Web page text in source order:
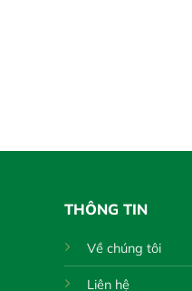
THÔNG TIN
Về chúng tôi
Liên hệ